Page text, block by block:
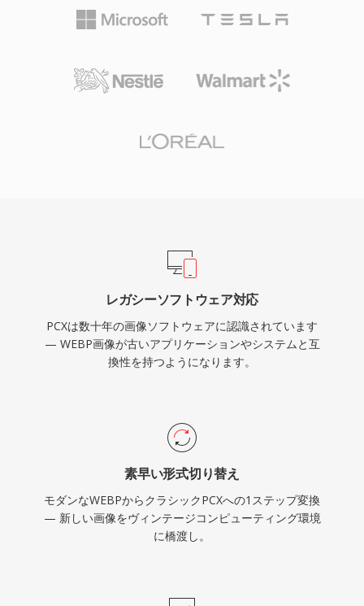
レガシーソフトウェア対応
PCXは数十年の画像ソフトウェアに認識されています
— WEBP画像が古いアプリケーションやシステムと互
換性を持つようになります。
素早い形式切り替え
モダンなWEBPからクラシックPCXへの1ステップ変換
— 新しい画像をヴィンテージコンピューティング環境
に橋渡し。